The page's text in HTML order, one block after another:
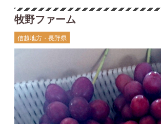
牧野ファーム
信越地方・長野県